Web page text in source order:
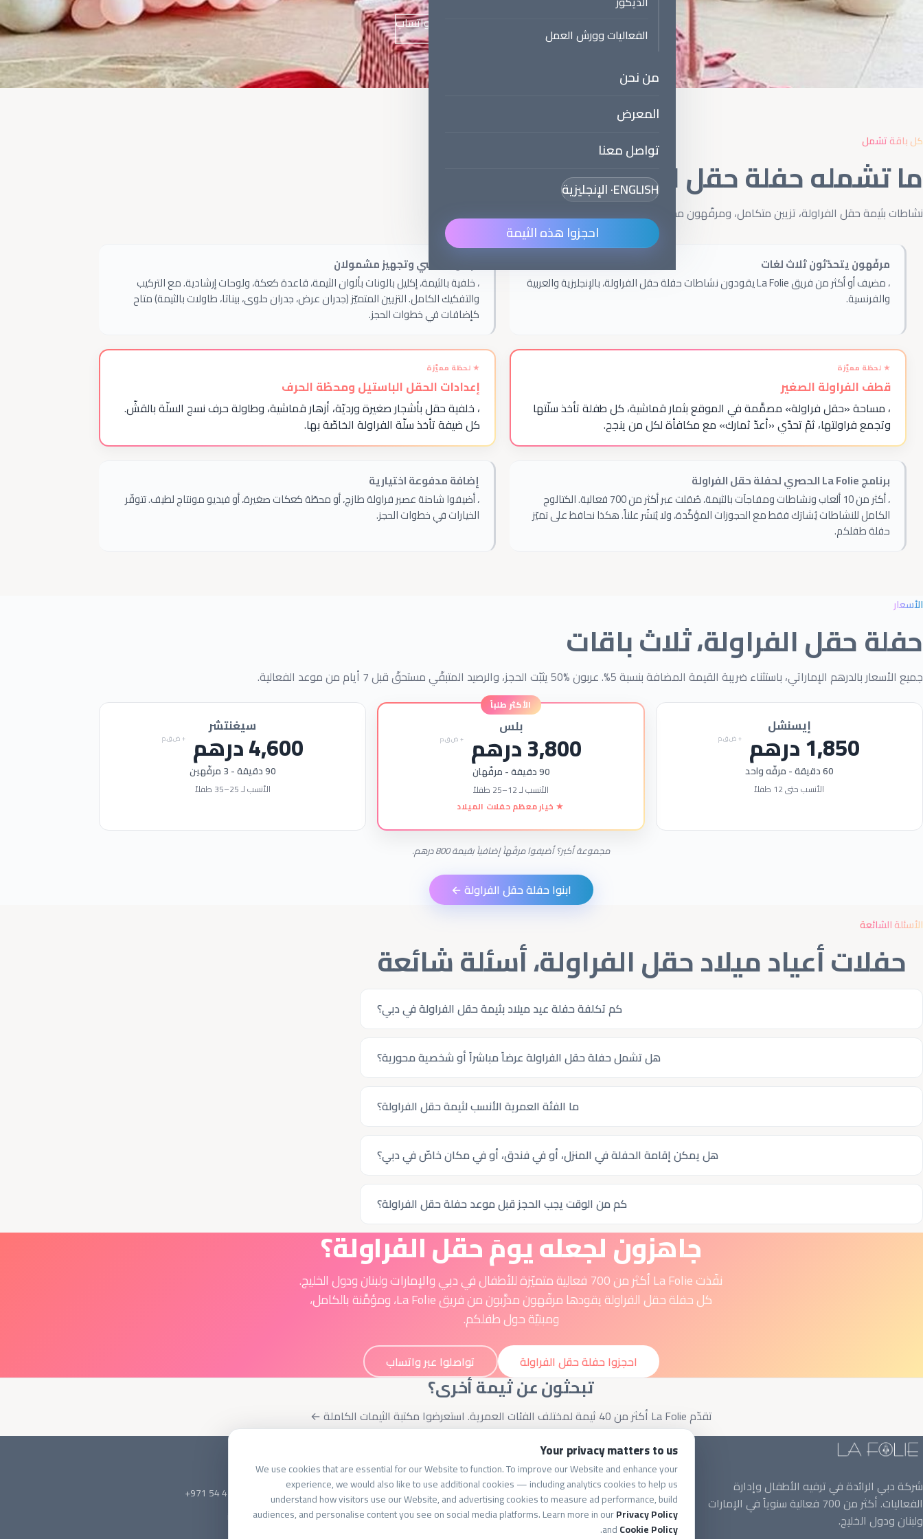
الفعاليات وورش العمل
من نحن
المعرض
تواصل معنا
ENGLISH· الإنجليزية
احجزوا هذه الثيمة
احجزوا هذه الحفلة ← تواصلوا عبر واتساب
كل باقة تشمل
ما تشمله حفلة حقل الفراولة من La Folie
نشاطات بثيمة حقل الفراولة، تزيين متكامل، ومرفّهون محترفون للأطفال من
مرفّهون يتحدّثون ثلاث لغات
، مضيف أو أكثر من فريق La Folie يقودون نشاطات حفلة حقل الفراولة، بالإنجليزية والعربية
والفرنسية.
تزيين أساسي وتجهيز مشمولان
، خلفية بالثيمة، إكليل بالونات بألوان الثيمة، قاعدة كعكة، ولوحات إرشادية. مع التركيب
والتفكيك الكامل. التزيين المتميّز (جدران عرض، جدران حلوى، بيناتا، طاولات بالثيمة) متاح
كإضافات في خطوات الحجز.
قطف الفراولة الصغير
، مساحة «حقل فراولة» مصمَّمة في الموقع بثمار قماشية، كل طفلة تأخذ سلّتها
وتجمع فراولتها، ثمّ تحدّي «أعدّ ثمارك» مع مكافأة لكل من ينجح.
إعدادات الحقل الباستيل ومحطّة الحرف
، خلفية حقل بأشجار صغيرة ورديّة، أزهار قماشية، وطاولة حرف نسج السلّة بالقشّ.
كل ضيفة تأخذ سلّة الفراولة الخاصّة بها.
برنامج La Folie الحصري لحفلة حقل الفراولة
، أكثر من10ألعاب ونشاطات ومفاجآت بالثيمة، صُقلت عبر أكثر من700فعالية. الكتالوج
الكامل للنشاطات يُشارَك فقط مع الحجوزات المؤكَّدة، ولا يُنشَر علناً. هكذا نحافظ على تميّز
حفلة طفلكم.
إضافة مدفوعة اختيارية
، أضيفوا شاحنة عصير فراولة طازج، أو محطّة كعكات صغيرة، أو فيديو مونتاج لطيف. تتوفّر
الخيارات في خطوات الحجز.
الأسعار
حفلة حقل الفراولة، ثلاث باقات
جميع الأسعار بالدرهم الإماراتي، باستثناء ضريبة القيمة المضافة بنسبة 5%. عربون 50% يثبّت الحجز، والرصيد المتبقّي مستحقّ قبل7 أيام من موعد الفعالية.
إيسنشل
1,850درهم + ض.ق.م
60دقيقة - مرفّه واحد
الأنسب حتى12 طفلاً
بلس
3,800درهم + ض.ق.م
90دقيقة - مرفّهان
الأنسب لـ12
–
25 طفلاً
★ خيار معظم حفلات الميلاد
سيغنتشر
4,600درهم + ض.ق.م
90دقيقة -3مرفّهين
الأنسب لـ25
–
35 طفلاً
مجموعة أكبر؟ أضيفوا مرفّهاً إضافياً بقيمة800درهم.
ابنوا حفلة حقل الفراولة ←
الأسئلة الشائعة
حفلات أعياد ميلاد حقل الفراولة، أسئلة شائعة
كم تكلفة حفلة عيد ميلاد بثيمة حقل الفراولة في دبي؟
هل تشمل حفلة حقل الفراولة عرضاً مباشراً أو شخصية محورية؟
ما الفئة العمرية الأنسب لثيمة حقل الفراولة؟
هل يمكن إقامة الحفلة في المنزل، أو في فندق، أو في مكان خاصّ في دبي؟
كم من الوقت يجب الحجز قبل موعد حفلة حقل الفراولة؟
جاهزون لجعله يومَ حقل الفراولة؟
نفّذت La Folie أكثر من 700 فعالية متميّزة للأطفال في دبي والإمارات ولبنان ودول الخليج.
كل حفلة حقل الفراولة يقودها مرفّهون مدرَّبون من فريق La Folie، ومؤمَّنة بالكامل،
ومبنيّة حول طفلكم.
احجزوا حفلة حقل الفراولة تواصلوا عبر واتساب
تبحثون عن ثيمة أخرى؟
تقدّم La Folie أكثر من 40 ثيمة لمختلف الفئات العمرية. استعرضوا مكتبة الثيمات الكاملة ←
شركة دبي الرائدة في ترفيه الأطفال وإدارة
الفعاليات. أكثر من 700 فعالية سنوياً في الإمارات
ولبنان ودول الخليج.
الخدمات
حفلات أعياد الميلاد
ثيمات الحفلات
تطوير مهارات الأطفال
المخيمات الخاصة
من نحن
معرض الفعاليات
تواصل معنا
دبي، الإمارات
واتساب
+971 54 422 3627
info@lafolie.me
Your privacy matters to us
We use cookies that are essential for our Website to function. To improve our Website and enhance your
experience, we would also like to use additional cookies — including analytics cookies to help us
understand how visitors use our Website, and advertising cookies to measure ad performance, build
audiences, and personalise content you see on social media platforms. Learn more in ourPrivacy Policy
andCookie Policy
.
Essential Cookies
ALWAYS ENABLED
Advertising & Social Media Cookies (Meta Pixel and Google